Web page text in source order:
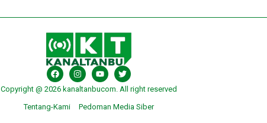
Copyright @ 2026 kanaltanbucom. All right reserved
Tentang-Kami
Pedoman Media Siber